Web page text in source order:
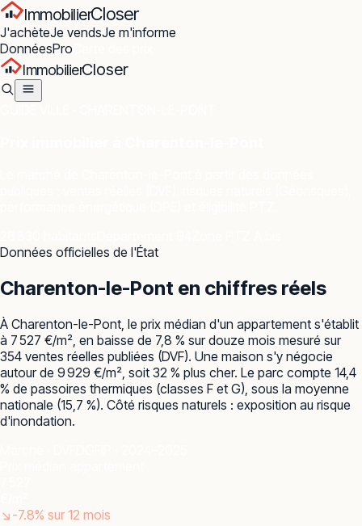
ImmobilierCloser
J'achèteJe vendsJe m'informe
DonnéesPro
ImmobilierCloser
Données officielles de l'État
Charenton-le-Pont en chiffres réels
À Charenton-le-Pont, le prix médian d'un appartement s'établit
à 7 527 €/m², en baisse de 7,8 % sur douze mois mesuré sur
354 ventes réelles publiées (DVF). Une maison s'y négocie
autour de 9 929 €/m², soit 32 % plus cher. Le parc compte 14,4
% de passoires thermiques (classes F et G), sous la moyenne
nationale (15,7 %). Côté risques naturels : exposition au risque
d'inondation.
↘ -7.8% sur 12 mois